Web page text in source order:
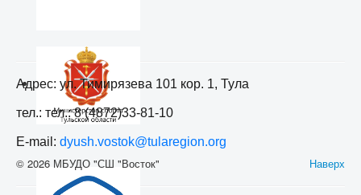
Адрес: ул. Тимирязева 101 кор. 1, Тула
тел.: тел.: 8 (4872)33-81-10
E-mail: dyush.vostok@tularegion.org
Наверх
© 2026 МБУДО "СШ "Восток"